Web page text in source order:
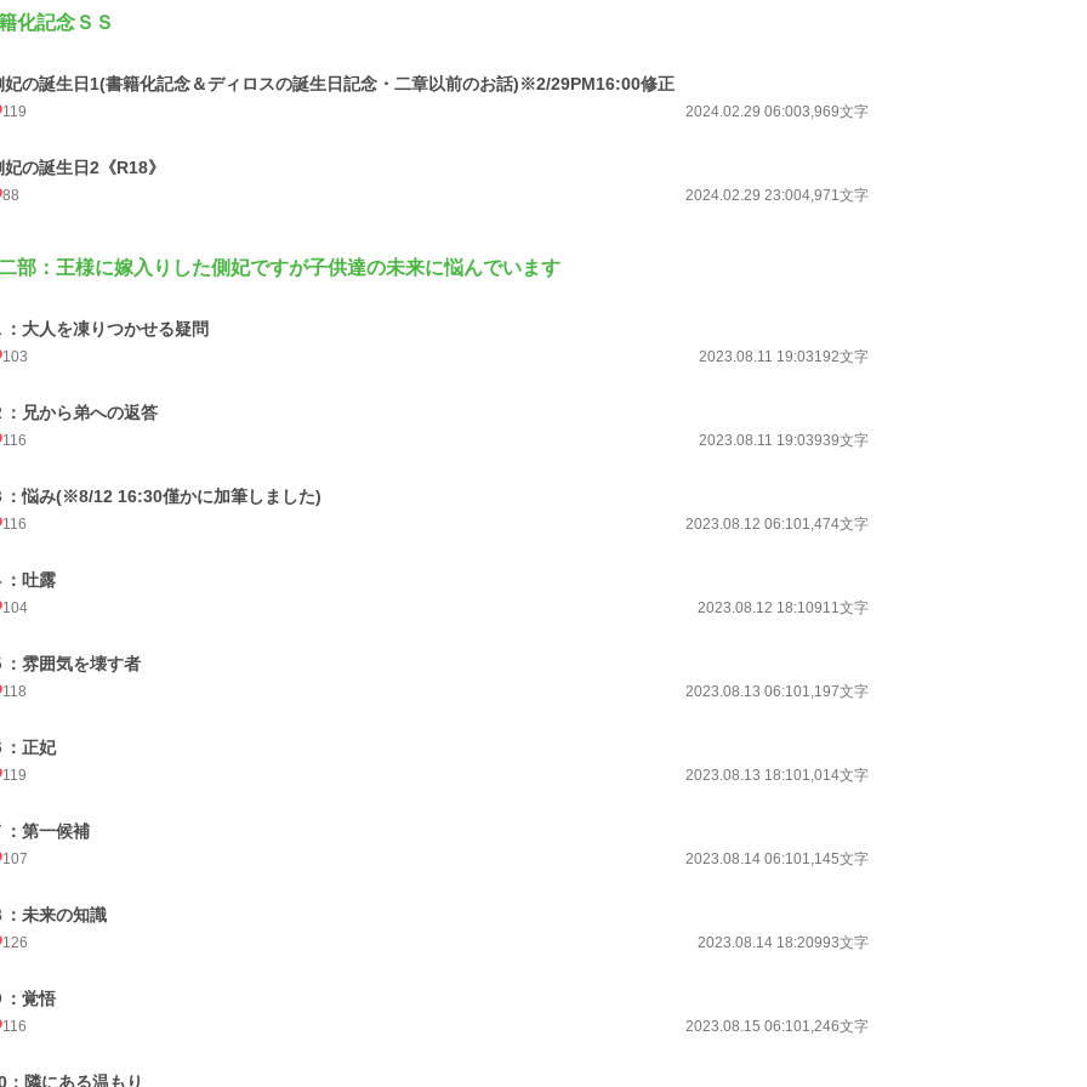
化記念ＳＳ
妃の誕生日1(書籍化記念＆ディロスの誕生日記念・二章以前のお話)※2/29PM16:00修正
119 2024.02.29 06:003,969文字
妃の誕生日2《R18》
88 2024.02.29 23:004,971文字
部：王様に嫁入りした側妃ですが子供達の未来に悩んでいます
：大人を凍りつかせる疑問
103 2023.08.11 19:03192文字
：兄から弟への返答
116 2023.08.11 19:03939文字
：悩み(※8/12 16:30僅かに加筆しました)
116 2023.08.12 06:101,474文字
：吐露
104 2023.08.12 18:10911文字
：雰囲気を壊す者
118 2023.08.13 06:101,197文字
：正妃
119 2023.08.13 18:101,014文字
：第一候補
107 2023.08.14 06:101,145文字
：未来の知識
126 2023.08.14 18:20993文字
：覚悟
116 2023.08.15 06:101,246文字
：隣にある温もり